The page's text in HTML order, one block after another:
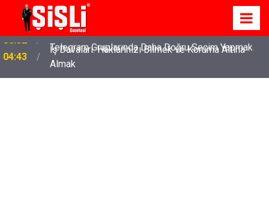
04:43
İş Davaları: Haklarınızı Bilmek ve Koruma Altına
Almak